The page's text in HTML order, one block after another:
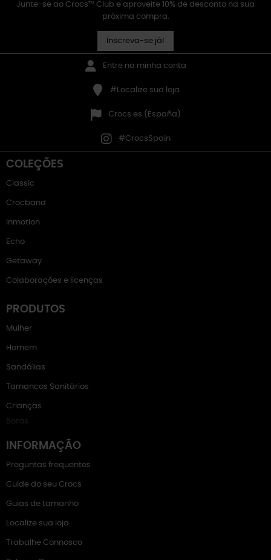
Junte-se ao Crocs™ Club e aproveite 10% de desconto na sua
próxima compra.
Inscreva-se já!
Entre na minha conta
#Localize sua loja
Crocs.es (España)
#CrocsSpain
COLEÇÕES
Classic
Crocband
Inmotion
Echo
Getaway
Colaborações e licenças
PRODUTOS
Mulher
Homem
Sandálias
Tamancos Sanitários
Crianças
Botas
INFORMAÇÃO
Preguntas frequentes
Cuide do seu Crocs
Guias de tamanho
Localize sua loja
Trabalhe Connosco